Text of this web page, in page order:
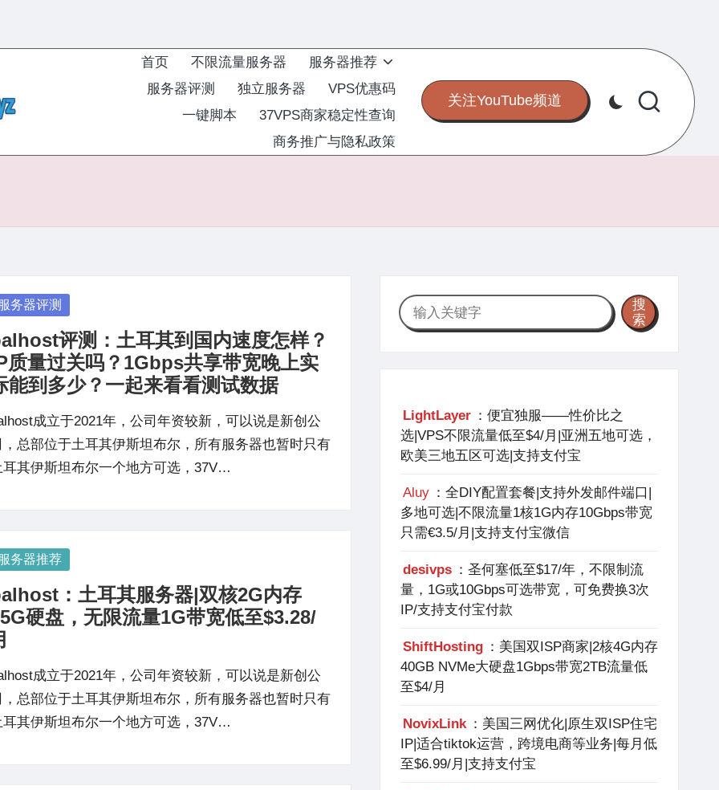
首页 不限流量服务器
服务器推荐
服务器评测
独立服务器
VPS优惠码
一键脚本
37VPS商家稳定性查询
商务推广与隐私政策
关注YouTube频道
务器评测
评测：土耳其到国内速度怎样？
质量过关吗？1Gbps共享带宽晚上实
能到多少？一起来看看测试数据
成立于2021年，公司年资较新，可以说是新创公
，总部位于土耳其伊斯坦布尔，所有服务器也暂时只有
耳其伊斯坦布尔一个地方可选，37V…
务器推荐
：土耳其服务器|双核2G内存
硬盘，无限流量1G带宽低至$3.28/
成立于2021年，公司年资较新，可以说是新创公
，总部位于土耳其伊斯坦布尔，所有服务器也暂时只有
耳其伊斯坦布尔一个地方可选，37V…
搜
索
搜
索
LightLayer ：便宜独服——性价比之
选|VPS不限流量低至$4/月|亚洲五地可选，
欧美三地五区可选|支持支付宝
Aluy ：全DIY配置套餐|支持外发邮件端口|
多地可选|不限流量1核1G内存10Gbps带宽
只需€3.5/月|支持支付宝微信
desivps ：圣何塞低至$17/年，不限制流
量，1G或10Gbps可选带宽，可免费换3次
IP/支持支付宝付款
ShiftHosting ：美国双ISP商家|2核4G内存
40GB NVMe大硬盘1Gbps带宽2TB流量低
至$4/月
NovixLink ：美国三网优化|原生双ISP住宅
IP|适合tiktok运营，跨境电商等业务|每月低
至$6.99/月|支持支付宝